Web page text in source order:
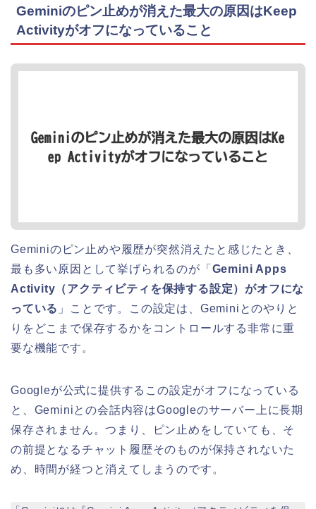
Geminiのピン止めが消えた最大の原因はKeep
Activityがオフになっていること
Geminiのピン止めや履歴が突然消えたと感じたとき、
最も多い原因として挙げられるのが「 Gemini Apps
Activity（アクティビティを保持する設定）がオフにな
っている 」ことです。この設定は、Geminiとのやりと
りをどこまで保存するかをコントロールする非常に重
要な機能です。
Googleが公式に提供するこの設定がオフになっている
と、Geminiとの会話内容はGoogleのサーバー上に長期
保存されません。つまり、ピン止めをしていても、そ
の前提となるチャット履歴そのものが保持されないた
め、時間が経つと消えてしまうのです。